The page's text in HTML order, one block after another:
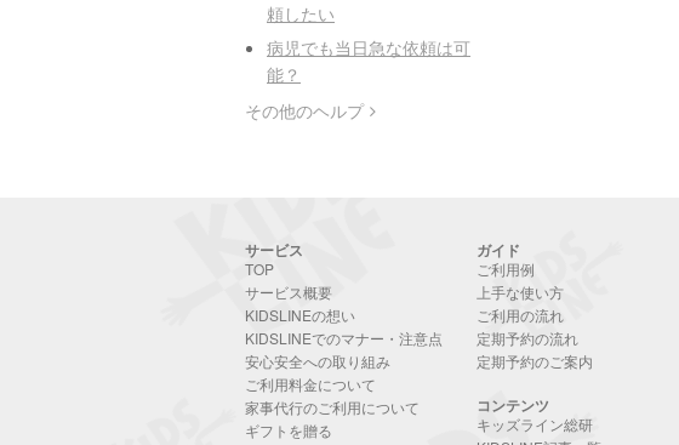
頼したい
病児でも当日急な依頼は可
能？
その他のヘルプ
サービス
TOP
サービス概要
KIDSLINEの想い
KIDSLINEでのマナー・注意点
安心安全への取り組み
ご利用料金について
家事代行のご利用について
ギフトを贈る
ガイド
ご利用例
上手な使い方
ご利用の流れ
定期予約の流れ
定期予約のご案内
コンテンツ
キッズライン総研